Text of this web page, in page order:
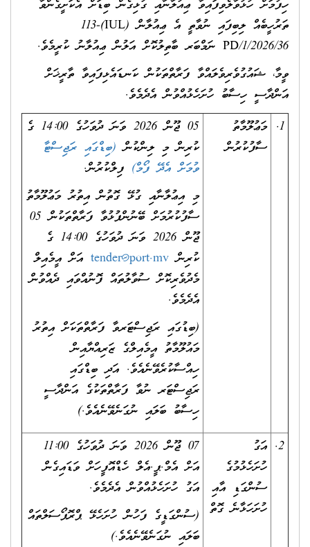
ހިފުމަށް ހުޅުވާލެވިފައިވާ ޢިއުލާނާއި ގުޅިގެން ބިޑަށް އެކަށީގެންވާ
ތަރުހީބެއް ލިބިފައި ނުވާތީ އެ ޢިއުލާން (IUL)113-
PD/1/2026/36 ނަމްބަރ ބާތިލުކޮށް އަލުން ޢިއުލާނު ކުރީމެވެ.
ވީމާ، ޝައުގުވެރިވެލައްވާ ފަރާތްތަކުން ކަނޑައެޅިފައިވާ ތާރީޚަށް
އަންދާސީ ހިސާބު ހުށަހެޅުއްވުން އެދެމެވެ.
1.
މަޢުލޫމާތު
ސާފުކުރުން
05 ޖޫން 2026 ވަނަ ދުވަހުގެ 14:00 ގެ
ކުރިން މި ލިންކުން (ބިޑްގައި ރަޖިސްޓާ
ވުމަށް އެދޭ ފޯމް) ފިލްކުރުން.
މި އިޢުލާނާއި ގުޅޭ ގޮތުން އިތުރު މަޢުލޫމާތު
ސާފުކުރުމަށް ބޭނުންފުޅުވާ ފަރާތްތަކުން 05
ޖޫން 2026 ވަނަ ދުވަހުގެ 14:00 ގެ
ކުރިން tender@port.mv އަށް އީމެއިލް
މެދުވެރިކޮށް ސުވާލުތައް ފޮނުއްވައި ދެއްވުން
އެދެމެވެ.
(ބިޑުގައި ރަޖިސްޓަރވާ ފަރާތްތަކަށް އިތުރު
މައުލޫމާތު އީމެއިލްގެ ޒަރިއްޔާއިން
ހިއްސާކުރެވޭނެއެވެ. އަދި ބިޑްގައި
ރަޖިސްޓަރ ނުވާ ފަރާތްތަކުގެ އަންދާސީ
ހިސާބު ބަލައި ނުގަނެވޭނެއެވެ.)
2. އަގު
ހުށަހެޅުމުގެ
ސުންގަޑި އާއި
ހުށަހަޅާނެ ގޮތް
07 ޖޫން 2026 ވަނަ ދުވަހުގެ 11:00
އަށް އެމް.ޕީ.އެލް ހެޑްއޮފީހަށް ވަޑައިގެން
އަގު ހުށަހެޅުއްވުން އެދެމެވެ.
(ސުންގަޑީގެ ފަހުން ހުށަހެޅޭ ޕްރޮޕޯސަލްތައް
ބަލައި ނުގަނެވޭނެއެވެ.)